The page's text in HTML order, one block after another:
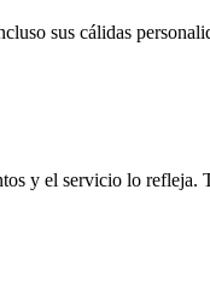
sus cálidas
y el servicio lo refleja.